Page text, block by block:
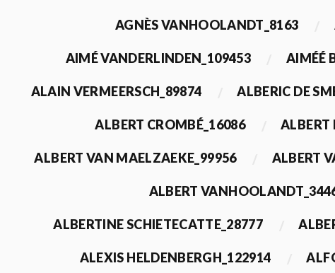
AGNÈS VANHOOLANDT_8163
AIMÉ VANDERLINDEN_109453 AIMÉÉ
ALAIN VERMEERSCH_89874 ALBERIC DE
ALBERT CROMBÉ_16086 ALBERT
ALBERT VAN MAELZAEKE_99956 ALBERT
ALBERT
ALBERTINE SCHIETECATTE_28777
ALEXIS HELDENBERGH_122914